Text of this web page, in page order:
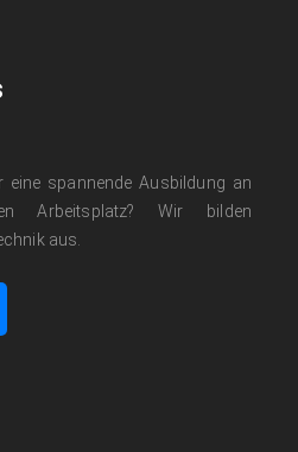
eine spannende Ausbildung an
Arbeitsplatz? Wir bilden
aus.